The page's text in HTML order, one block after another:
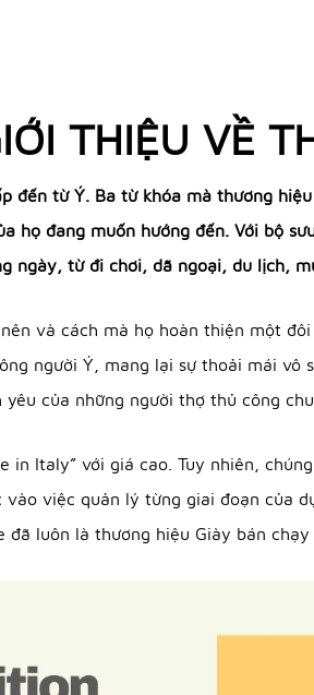
THIỆU VỀ
đến từ Ý. Ba từ khóa mà thương
họ đang muốn hướng đến. Với bộ
ngày, từ đi chơi, dã ngoại, du lịch,
và cách mà họ hoàn thiện một
người Ý, mang lại sự thoải mái vô
của những người thợ thủ công
in Italy” với giá cao. Tuy nhiên,
việc quản lý từng giai đoạn của
luôn là thương hiệu Giày bán chạy